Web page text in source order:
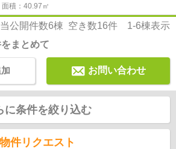
面積：40.97㎡
公開件数6棟 空き数16件 1-6棟表示
まとめて
お問い合わせ
に条件を絞り込む
物件リクエスト